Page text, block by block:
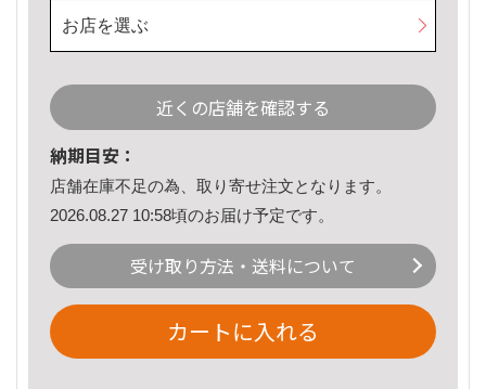
お店を選ぶ
近くの店舗を確認する
納期目安：
店舗在庫不足の為、取り寄せ注文となります。
2026.08.27 10:58頃のお届け予定です。
受け取り方法・送料について
カートに入れる